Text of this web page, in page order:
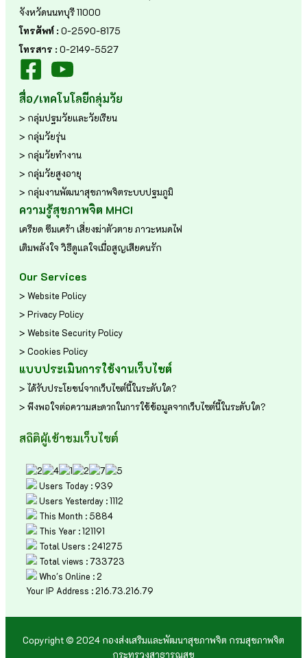
จังหวัดนนทบุรี 11000
โทรศัพท์ : 0-2590-8175
โทรสาร : 0-2149-5527
สื่อ/เทคโนโลยีกลุ่มวัย
> กลุ่มปฐมวัยและวัยเรียน
> กลุ่มวัยรุ่น
> กลุ่มวัยทำงาน
> กลุ่มวัยสูงอายุ
> กลุ่มงานพัฒนาสุขภาพจิตระบบปฐมภูมิ
ความรู้สุขภาพจิต MHCI
เครียด ซึมเศร้า เสี่ยงฆ่าตัวตาย ภาวะหมดไฟ
เติมพลังใจ วิธีดูแลใจเมื่อสูญเสียคนรัก
Our Services
> Website Policy
> Privacy Policy
> Website Security Policy
> Cookies Policy
แบบประเมินการใช้งานเว็บไซต์
> ได้รับประโยชน์จากเว็บไซต์นี้ในระดับใด?
> พึงพอใจต่อความสะดวกในการใช้ข้อมูลจากเว็บไซต์นี้ในระดับใด?
สถิติผู้เข้าชมเว็บไซต์
Users Today : 939
Users Yesterday : 1112
This Month : 5884
This Year : 121191
Total Users : 241275
Total views : 733723
Who's Online : 2
Your IP Address : 216.73.216.79
Copyright © 2024 กองส่งเสริมและพัฒนาสุขภาพจิต กรมสุขภาพจิต
กระทรวงสาธารณสุข